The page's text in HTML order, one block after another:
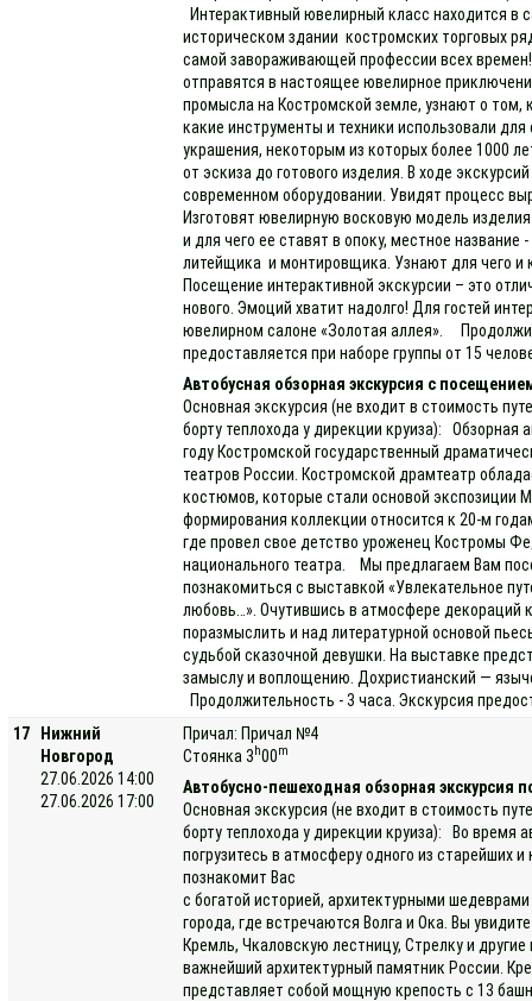
Интерактивный ювелирный класс находится
историческом здании костромских торговых
самой завораживающей профессии всех
отправятся в настоящее ювелирное
промысла на Костромской земле, узнают о
какие инструменты и техники использовали
украшения, некоторым из которых более 1000
от эскиза до готового изделия. В ходе
современном оборудовании. Увидят процесс
Изготовят ювелирную восковую модель
и для чего ее ставят в опоку, местное
литейщика и монтировщика. Узнают для чего
Посещение интерактивной экскурсии – это
нового. Эмоций хватит надолго! Для гостей
ювелирном салоне «Золотая аллея».
предоставляется при наборе группы от 15
Автобусная обзорная экскурсия с
Основная экскурсия (не входит в стоимость
борту теплохода у дирекции круиза): Обзорная
году Костромской государственный
театров России. Костромской драмтеатр
костюмов, которые стали основой экспозиции
формирования коллекции относится к 20-м
где провел свое детство уроженец Костромы
национального театра. Мы предлагаем Вам
познакомиться с выставкой «Увлекательное
любовь…». Очутившись в атмосфере декораций
поразмыслить и над литературной основой
судьбой сказочной девушки. На выставке
замыслу и воплощению. Дохристианский —
Продолжительность - 3 часа. Экскурсия
17
Нижний
Новгород
27.06.2026 14:00
27.06.2026 17:00
Причал: Причал №4
Стоянка 3 h00m
Автобусно-пешеходная обзорная экскурсия
Основная экскурсия (не входит в стоимость
борту теплохода у дирекции круиза): Во время
погрузитесь в атмосферу одного из старейших
познакомит Вас
с богатой историей, архитектурными
города, где встречаются Волга и Ока. Вы
Кремль, Чкаловскую лестницу, Стрелку и
важнейший архитектурный памятник России.
представляет собой мощную крепость с 13